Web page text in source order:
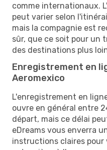
comme internationaux.
peut varier selon
mais la compagnie est
sûr, que ce soit pour un
des destinations plus
Enregistrement en
Aeromexico
L'enregistrement en
ouvre en général entre
départ, mais ce délai
eDreams vous enverra
instructions claires